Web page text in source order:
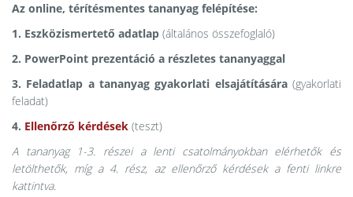
Az online, térítésmentes tananyag felépítése:
1. Eszközismertető adatlap (általános összefoglaló)
2. PowerPoint prezentáció a részletes tananyaggal
3. Feladatlap a tananyag gyakorlati elsajátítására(gyakorlati
feladat)
4. Ellenőrző kérdések (teszt)
A tananyag 1-3. részei a lenti csatolmányokban elérhetők és
letölthetők, míg a 4. rész, az ellenőrző kérdések a fenti linkre
kattintva.